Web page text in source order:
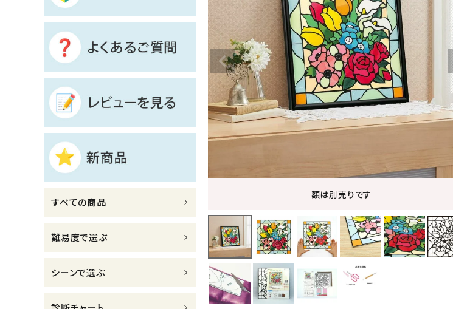
新着商品
診断チャート
ジャンルで選ぶ
レビューを見る
コーポレートサイト
実店舗案内
介護施設関係の方へ
すべての商品
難易度で選ぶ
シーンで選ぶ
額は別売りです